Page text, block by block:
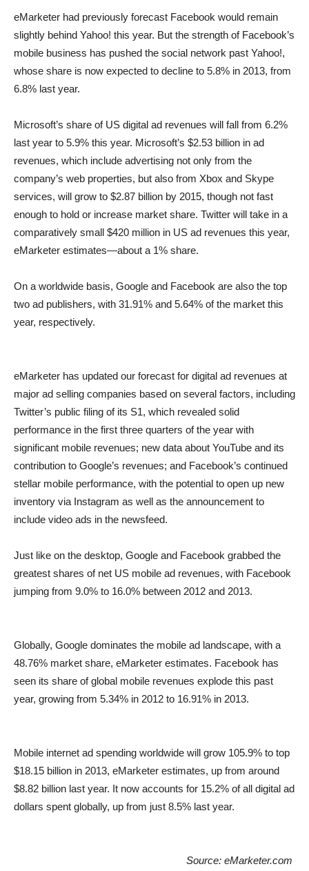
eMarketer had previously forecast Facebook would remain
slightly behind Yahoo! this year. But the strength of Facebook’s
mobile business has pushed the social network past Yahoo!,
whose share is now expected to decline to 5.8% in 2013, from
6.8% last year.
Microsoft’s share of US digital ad revenues will fall from 6.2%
last year to 5.9% this year. Microsoft’s $2.53 billion in ad
revenues, which include advertising not only from the
company’s web properties, but also from Xbox and Skype
services, will grow to $2.87 billion by 2015, though not fast
enough to hold or increase market share. Twitter will take in a
comparatively small $420 million in US ad revenues this year,
eMarketer estimates—about a 1% share.
On a worldwide basis, Google and Facebook are also the top
two ad publishers, with 31.91% and 5.64% of the market this
year, respectively.
eMarketer has updated our forecast for digital ad revenues at
major ad selling companies based on several factors, including
Twitter’s public filing of its S1, which revealed solid
performance in the first three quarters of the year with
significant mobile revenues; new data about YouTube and its
contribution to Google’s revenues; and Facebook’s continued
stellar mobile performance, with the potential to open up new
inventory via Instagram as well as the announcement to
include video ads in the newsfeed.
Just like on the desktop, Google and Facebook grabbed the
greatest shares of net US mobile ad revenues, with Facebook
jumping from 9.0% to 16.0% between 2012 and 2013.
Globally, Google dominates the mobile ad landscape, with a
48.76% market share, eMarketer estimates. Facebook has
seen its share of global mobile revenues explode this past
year, growing from 5.34% in 2012 to 16.91% in 2013.
Mobile internet ad spending worldwide will grow 105.9% to top
$18.15 billion in 2013, eMarketer estimates, up from around
$8.82 billion last year. It now accounts for 15.2% of all digital ad
dollars spent globally, up from just 8.5% last year.
Source: eMarketer.com